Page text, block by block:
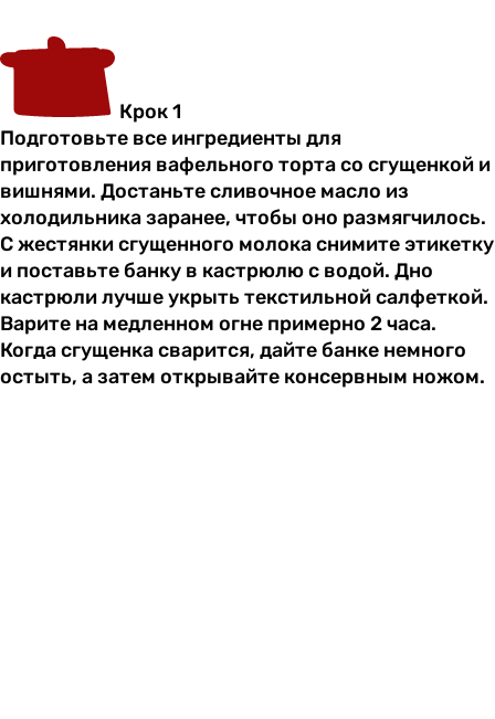
Крок 1
Подготовьте все ингредиенты для
приготовления вафельного торта со сгущенкой и
вишнями. Достаньте сливочное масло из
холодильника заранее, чтобы оно размягчилось.
С жестянки сгущенного молока снимите этикетку
и поставьте банку в кастрюлю с водой. Дно
кастрюли лучше укрыть текстильной салфеткой.
Варите на медленном огне примерно 2 часа.
Когда сгущенка сварится, дайте банке немного
остыть, а затем открывайте консервным ножом.